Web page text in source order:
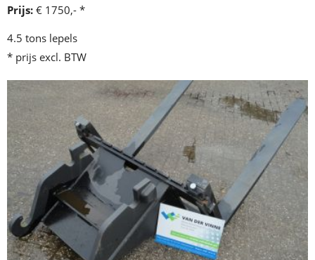
Prijs: € 1750,- *
4.5 tons lepels
* prijs excl. BTW